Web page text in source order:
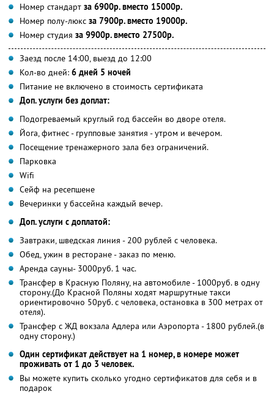
Номер стандарт за 6900р. вместо 15000р.
Номер полу-люкс за 7900р. вместо 19000р.
Номер студия за 9900р. вместо 27500р.
Заезд после 14:00, выезд до 12:00
Кол-во дней: 6 дней 5 ночей
Питание не включено в стоимость сертификата
Доп. услуги без доплат:
Подогреваемый круглый год бассейн во дворе отеля.
Йога, фитнес - групповые занятия - утром и вечером.
Посещение тренажерного зала без ограничений.
Парковка
Wifi
Сейф на ресепшене
Вечеринки у бассейна каждый вечер.
Доп. услуги с доплатой:
Завтраки, шведская линия - 200 рублей с человека.
Обед, ужин в ресторане - заказ по меню.
Аренда сауны- 3000руб. 1 час.
Трансфер в Красную Поляну, на автомобиле - 1000руб. в одну
сторону.(До Красной Поляны ходят маршрутные такси
ориентировочно 50руб. с человека, остановка в 300 метрах от
отеля).
Трансфер с ЖД вокзала Адлера или Аэропорта - 1800 рублей.(в
одну сторону.)
Один сертификат действует на 1 номер, в номере может
проживать от 1 до 3 человек.
Вы можете купить сколько угодно сертификатов для себя и в
подарок